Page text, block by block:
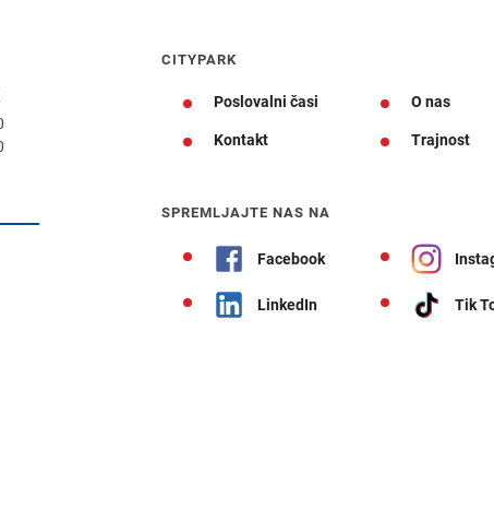
CITYPARK
Poslovalni časi O nas
Kontakt Trajnost
SPREMLJAJTE NAS NA
Facebook
LinkedIn Tik